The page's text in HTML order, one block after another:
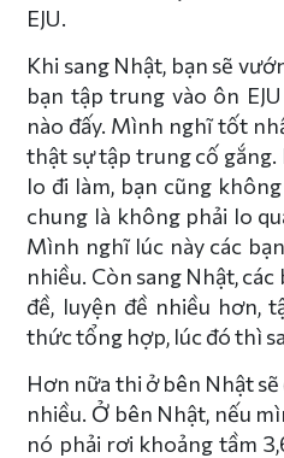
EJU.
Khi sang Nhật, bạn sẽ
bạn tập trung vào ôn
nào đấy. Mình nghĩ tốt
thật sự tập trung cố
lo đi làm, bạn cũng
chung là không phải lo
Mình nghĩ lúc này các
nhiều. Còn sang Nhật,
đề, luyện đề nhiều hơn,
thức tổng hợp, lúc đó thì
Hơn nữa thi ở bên Nhật
nhiều. Ở bên Nhật, nếu
nó phải rơi khoảng tầm